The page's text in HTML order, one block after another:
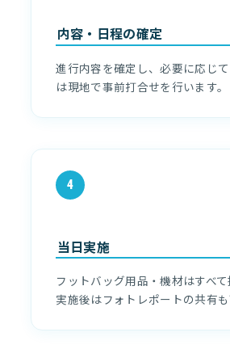
内容・日程の確定
進行内容を確定し、必要に応じ
は現地で事前打合せを行います。
4
当日実施
フットバッグ用品・機材はすべて
実施後はフォトレポートの共有も